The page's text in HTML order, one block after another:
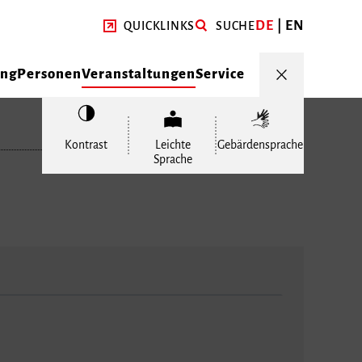
QUICKLINKS SUCHEDE EN
PersonenVeranstaltungenService
Kontrast
Leichte
Sprache
Gebärdensprache